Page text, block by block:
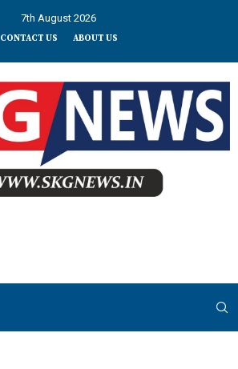
7th August 2026
CONTACT US ABOUT US